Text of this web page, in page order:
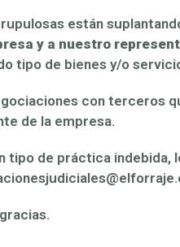
de
están
y a nuestro
tipo de bienes y/o
con terceros
de la empresa.
tipo de práctica indebida,